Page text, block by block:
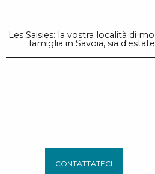
Les Saisies: la vostra località di
famiglia in Savoia, sia
CONTATTATECI